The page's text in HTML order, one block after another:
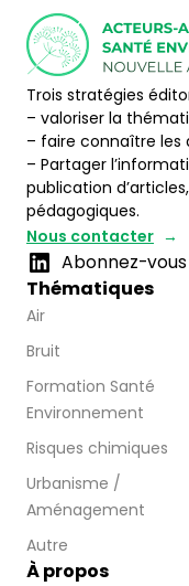
Trois stratégies
– valoriser la
– faire connaître les
– Partager
publication
pédagogiques.
Nous contacter
Abonnez-vous
Thématiques
Air
Bruit
Formation Santé
Environnement
Risques chimiques
Urbanisme /
Aménagement
Autre
À propos